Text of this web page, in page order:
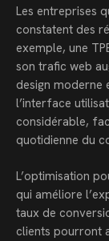
Les entreprises
constatent des
exemple, une
son trafic web
design moderne
l’interface
considérable,
quotidienne du
L’optimisation
qui améliore
taux de
clients pourront